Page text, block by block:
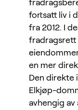
fortsatt liv i
fra 2012. I
fradragsrett
en mer
Den direkte
Elkjøp-
avhengig